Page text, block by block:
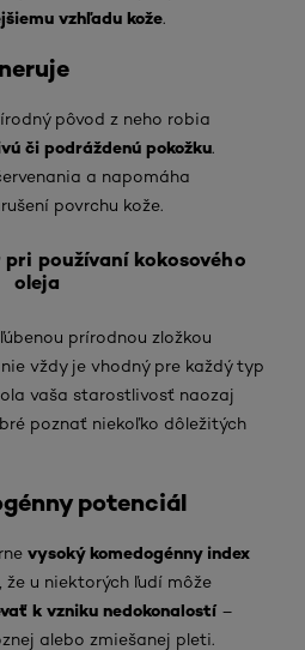
vzhľadu kože.
pôvod z neho robia
či podráždenú pokožku.
a napomáha
povrchu kože.
používaní kokosového
oleja
prírodnou zložkou
vždy je vhodný pre každý typ
vaša starostlivosť naozaj
poznať niekoľko dôležitých
potenciál
vysoký komedogénny index
že u niektorých ľudí môže
k vzniku nedokonalostí –
alebo zmiešanej pleti.